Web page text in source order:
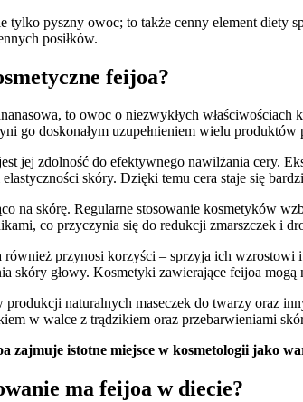
tylko pyszny owoc; to także cenny element diety
posiłków.
feijoa?
to owoc o niezwykłych
go doskonałym uzupełnieniem wielu produktów
jej zdolność do efektywnego nawilżania cery.
skóry. Dzięki temu cera staje się
na skórę. Regularne stosowanie kosmetyków
co przyczynia się do redukcji zmarszczek i
również przynosi korzyści – sprzyja ich
skóry głowy. Kosmetyki zawierające feijoa
naturalnych maseczek do twarzy oraz
w walce z trądzikiem oraz przebarwieniami
zajmuje istotne miejsce w kosmetologii jako
ma feijoa w diecie?